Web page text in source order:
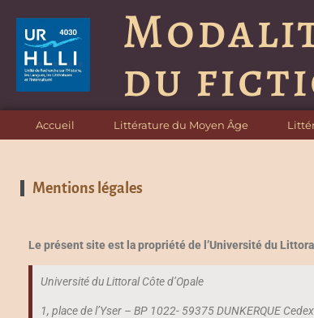
du
Accueil Littérature du Moyen Âge
Mentions légales
Le présent site est la propriété de l’Université du
Université du Littoral Côte d’Opale
1, place de l’Yser – BP 1022- 59375 DUNKERQUE Cedex